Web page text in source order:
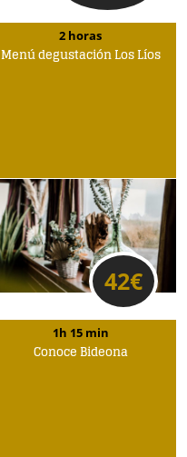
2 horas
Menú degustación Los Líos
42€
1h 15 min
Conoce Bideona